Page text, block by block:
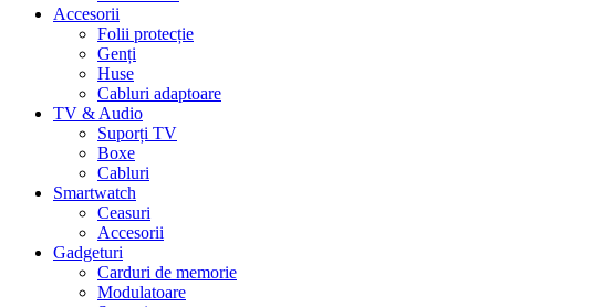
Accesorii
Folii protecție
Genți
Huse
Cabluri adaptoare
TV & Audio
Suporți TV
Boxe
Cabluri
Smartwatch
Ceasuri
Accesorii
Gadgeturi
Carduri de memorie
Modulatoare